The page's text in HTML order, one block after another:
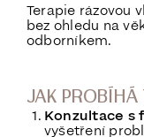
Terapie rázovou
bez ohledu na
odborníkem.
JAK PROBÍHÁ
Konzultace s
vyšetření